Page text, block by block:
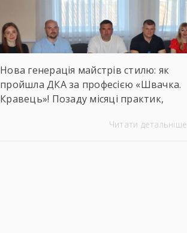
Нова генерація майстрів стилю: як
пройшла ДКА за професією «Швачка.
Кравець»! Позаду місяці практик,
безсонні ночі перед фінальними
Читати детальніше